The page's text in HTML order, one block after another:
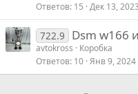
Ответов 15 Дек 13, 2023
722.9 Dsm w166
avtokross
Коробка
Ответов 10 Янв 9, 2024